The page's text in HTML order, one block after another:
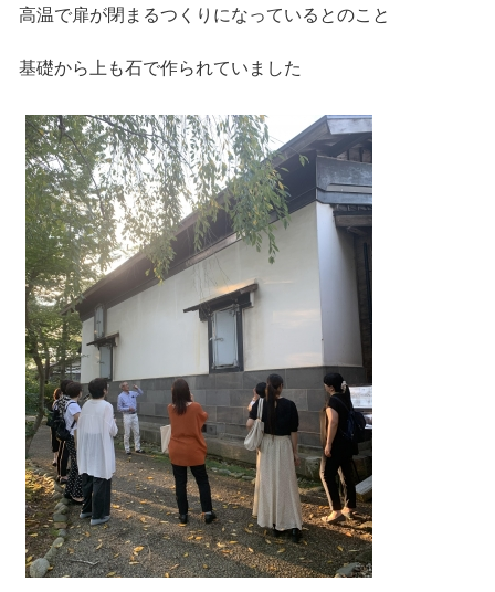
高温で扉が閉まるつくりになっているとのこと
基礎から上も石で作られていました